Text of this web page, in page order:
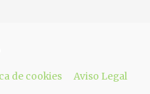
de cookies Aviso Legal